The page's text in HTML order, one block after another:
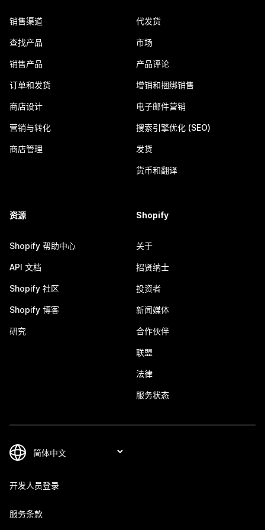
销售渠道
查找产品
销售产品
订单和发货
商店设计
营销与转化
商店管理
代发货
市场
产品评论
增销和捆绑销售
电子邮件营销
搜索引擎优化 (SEO)
发货
货币和翻译
资源
Shopify 帮助中心
API 文档
Shopify 社区
Shopify 博客
研究
Shopify
关于
招贤纳士
投资者
新闻媒体
合作伙伴
联盟
法律
服务状态
开发人员登录
服务条款